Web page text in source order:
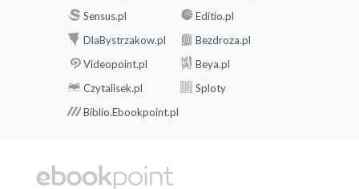
Sensus.pl
Editio.pl
DlaBystrzakow.pl
Bezdroza.pl
Videopoint.pl
Beya.pl
Czytalisek.pl
Sploty
Biblio.Ebookpoint.pl